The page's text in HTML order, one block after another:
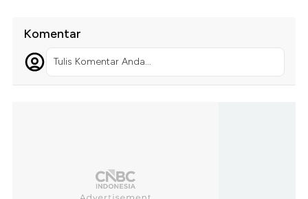
Komentar
Tulis Komentar Anda...